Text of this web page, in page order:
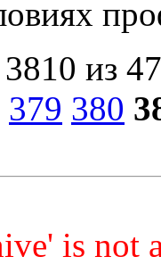
из
379 380
is not